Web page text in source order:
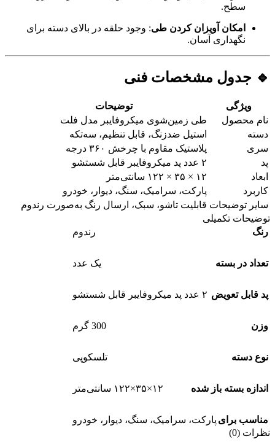
سطح.
امکان آویزان کردن طی: وجود حلقه در بالای دسته برای
نگهداری آسان.
🔹 جدول مشخصات فنی
ویژگی
توضیحات
نام محصول
طی زمین‌شوی میکروفایبر مدل فلت
دسته
استیل ضدزنگ، قابل تنظیم، سه‌تکه
سری
پلاستیک مقاوم با چرخش ۳۶۰ درجه
پد
۲ عدد پد میکروفایبر قابل شستشو
ابعاد
۱۲ × ۳۵ × ۱۲۲ سانتی‌متر
کاربرد
پارکت، سرامیک، سنگ، دیوار، خودرو
سایر توضیحات قابلیت تاشو، سبک، ارسال رنگ به‌صورت رندوم
توضیحات تکمیلی
رنگ
رندوم
تعداد در بسته یک عدد
پد قابل تعویض ۲ عدد پد میکروفایبر قابل شستشو
وزن 300 گرم
نوع دسته تلسکوپی
اندازه بسته باز شده ۱۲×۳۵×۱۲۲ سانتی‌متر
مناسب برای پارکت، سرامیک، سنگ، دیوار، خودرو
نظرات (0)